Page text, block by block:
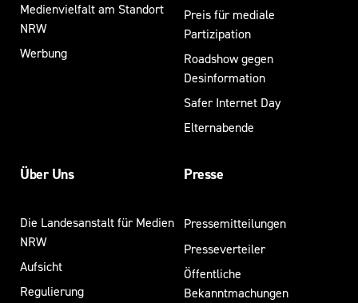
Medienvielfalt am Standort
NRW
Werbung
Preis für mediale
Partizipation
Roadshow gegen
Desinformation
Safer Internet Day
Elternabende
Über Uns
Die Landesanstalt für Medien
NRW
Aufsicht
Regulierung
Presse
Pressemitteilungen
Presseverteiler
Öffentliche
Bekanntmachungen